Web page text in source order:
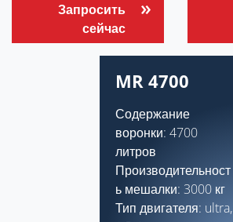
Запросить
сейчас
MR 4700
Содержание
воронки: 4700
литров
Производительност
ь мешалки: 3000 кг
Тип двигателя: ultra,